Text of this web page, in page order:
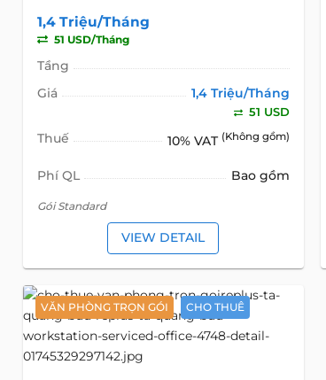
1,4 Triệu/Tháng
51 USD/Tháng
Tầng
Giá
1,4 Triệu/Tháng
51 USD
Thuế 10% VAT (Không gồm)
Phí QL Bao gồm
Gói Standard
VIEW DETAIL
VĂN PHÒNG TRỌN GÓI CHO THUÊ